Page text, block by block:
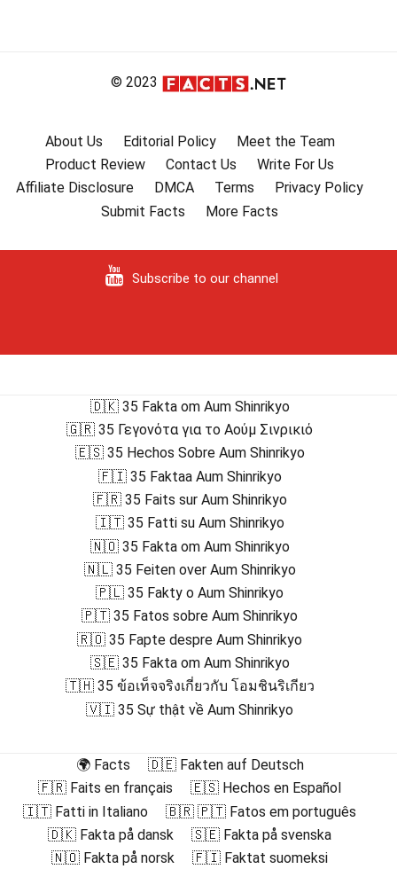
© 2023
About Us Editorial Policy
Meet the Team
Product Review
Contact Us
Write For Us
Affiliate Disclosure
DMCA Terms
Privacy Policy
Submit Facts
More Facts
Subscribe to our channel
🇩🇰 35 Fakta om Aum Shinrikyo
🇬🇷 35 Γεγονότα για το Αούμ Σινρικιό
🇪🇸 35 Hechos Sobre Aum Shinrikyo
🇫🇮 35 Faktaa Aum Shinrikyo
🇫🇷 35 Faits sur Aum Shinrikyo
🇮🇹 35 Fatti su Aum Shinrikyo
🇳🇴 35 Fakta om Aum Shinrikyo
🇳🇱 35 Feiten over Aum Shinrikyo
🇵🇱 35 Fakty o Aum Shinrikyo
🇵🇹 35 Fatos sobre Aum Shinrikyo
🇷🇴 35 Fapte despre Aum Shinrikyo
🇸🇪 35 Fakta om Aum Shinrikyo
🇹🇭 35 ข้อเท็จจริงเกี่ยวกับ โอมชินริเกียว
🇻🇮 35 Sự thật về Aum Shinrikyo
🌍 Facts
🇩🇪 Fakten auf Deutsch
🇫🇷 Faits en français
🇪🇸 Hechos en Español
🇮🇹 Fatti in Italiano
🇧🇷 🇵🇹 Fatos em português
🇩🇰 Fakta på dansk
🇸🇪 Fakta på svenska
🇳🇴 Fakta på norsk
🇫🇮 Faktat suomeksi